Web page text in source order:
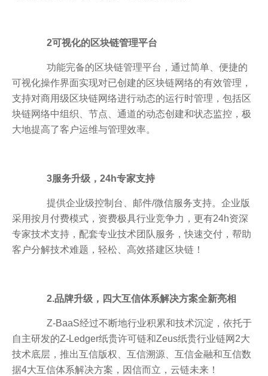
2可视化的区块链管理平台
功能完备的区块链管理平台，通过简单、便捷的
可视化操作界面实现对已创建的区块链网络的有效管理，
支持对商用级区块链网络进行动态的运行时管理，包括区
块链网络中组织、节点、通道的动态创建和状态监控，极
大地提高了客户运维与管理效率。
3服务升级，24h专家支持
提供企业级控制台、邮件/微信服务支持。企业版
采用按月付费模式，资费极具行业竞争力，更有24h资深
专家技术支持，配套专业技术团队服务，快速交付，帮助
客户分解技术难题，轻松、高效搭建区块链！
2.品牌升级，四大互信体系解决方案全新亮相
Z-BaaS经过不断地行业积累和技术沉淀，依托于
自主研发的Z-Ledger纸贵许可链和Zeus纸贵行业链网2大
技术底层，推出互信版权、互信溯源、互信金融和互信数
据4大互信体系解决方案，因信而立，云链未来！